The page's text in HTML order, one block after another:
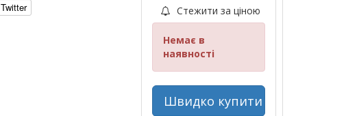
Twitter Стежити за ціною
Немає в
наявності
Швидко купити